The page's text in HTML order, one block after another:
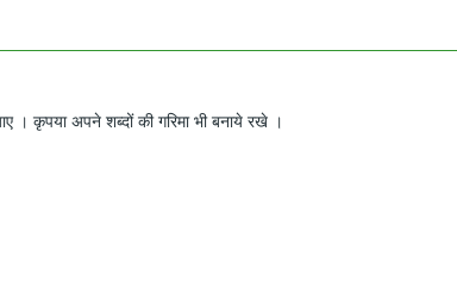
कृपया अपने शब्दों की गरिमा भी बनाये रखे ।